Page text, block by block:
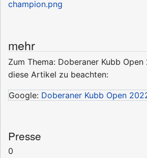
mehr
Zum Thema: Doberaner Kubb
diese Artikel zu beachten:
Google: Doberaner Kubb Open
Presse
0